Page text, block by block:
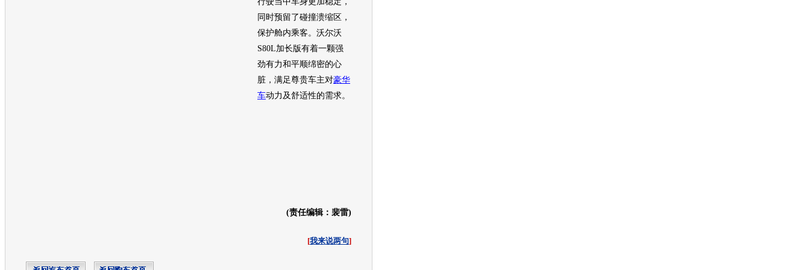
同时预留了碰撞溃缩区，
保护舱内乘客。 沃尔沃
S80L加长版有着一颗强
劲有力和平顺绵密的心
脏，满足尊贵车主对豪华
车动力及舒适性的需求。
(责任编辑：裴雷)
[我来说两句]